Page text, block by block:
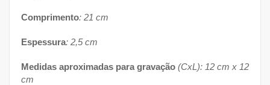
Comprimento: 21 cm
Espessura: 2,5 cm
Medidas aproximadas para gravação (CxL): 12 cm x 12
cm